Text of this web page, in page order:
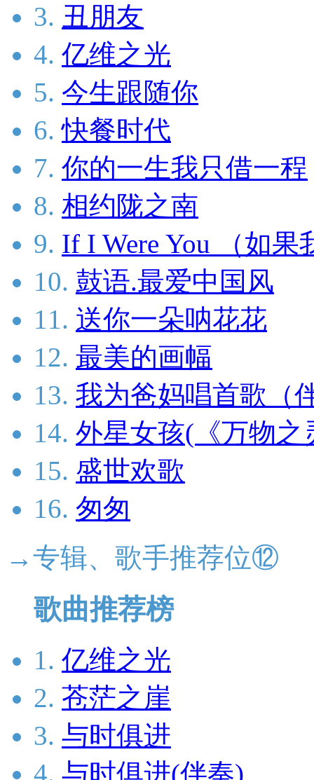
3. 丑朋友
4. 亿维之光
5. 今生跟随你
6. 快餐时代
7. 你的一生我只借一程
8. 相约陇之南
9. If I Were You （如
10. 鼓语.最爱中国风
11. 送你一朵呐花花
12. 最美的画幅
13. 我为爸妈唱首歌（
14. 外星女孩(《万物之
15. 盛世欢歌
16. 匆匆
→专辑、歌手推荐位⑫
歌曲推荐榜
1. 亿维之光
2. 苍茫之崖
3. 与时俱进
4. 与时俱进(伴奏)